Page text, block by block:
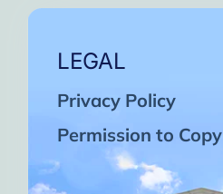
LEGAL
Privacy Policy
Permission to Copy